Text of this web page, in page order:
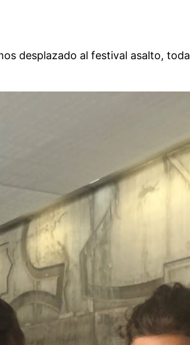
desplazado al festival asalto,